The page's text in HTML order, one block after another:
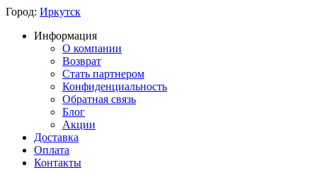
Город: Иркутск
Информация
О компании
Возврат
Стать партнером
Конфиденциальность
Обратная связь
Блог
Акции
Доставка
Оплата
Контакты